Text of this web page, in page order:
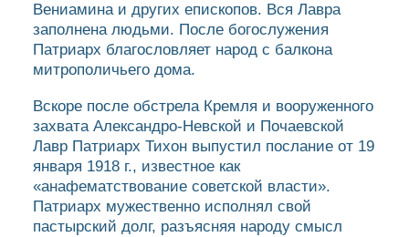
Вениамина и других епископов. Вся Лавра
заполнена людьми. После богослужения
Патриарх благословляет народ с балкона
митрополичьего дома.
Вскоре после обстрела Кремля и вооруженного
захвата Александро-Невской и Почаевской
Лавр Патриарх Тихон выпустил послание от 19
января 1918 г., известное как
«анафематствование советской власти».
Патриарх мужественно исполнял свой
пастырский долг, разъясняя народу смысл